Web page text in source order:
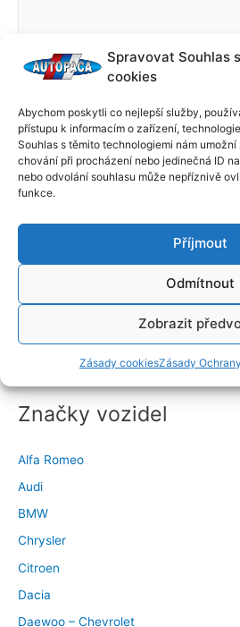
Spravovat Souhlas s
cookies
Abychom poskytli co nejlepší služby,
přístupu k informacím o zařízení,
Souhlas s těmito technologiemi nám
chování při procházení nebo jedinečná ID
nebo odvolání souhlasu může nepříznivě
funkce.
Příjmout
Odmítnout
Zobrazit
Zásady cookiesZásady
Předchozí Příspěvek
Značky vozidel
Alfa Romeo
Audi
BMW
Chrysler
Citroen
Dacia
Daewoo – Chevrolet